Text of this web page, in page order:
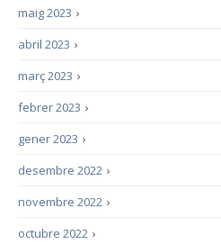
›
maig 2023
›
abril 2023
›
març 2023
›
febrer 2023
›
gener 2023
›
desembre 2022
›
novembre 2022
›
octubre 2022